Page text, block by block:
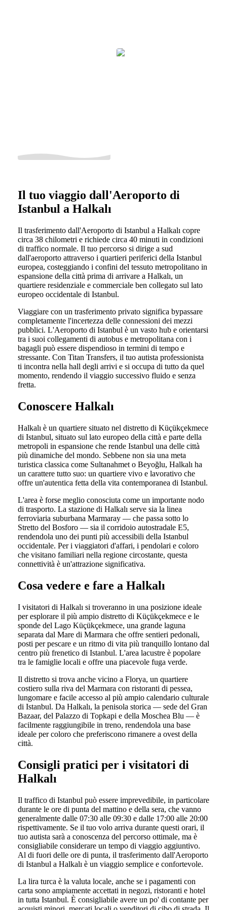
Il tuo viaggio dall'Aeroporto di
Istanbul a Halkalı
Il trasferimento dall'Aeroporto di Istanbul a Halkalı copre
circa 38 chilometri e richiede circa 40 minuti in condizioni
di traffico normale. Il tuo percorso si dirige a sud
dall'aeroporto attraverso i quartieri periferici della Istanbul
europea, costeggiando i confini del tessuto metropolitano in
espansione della città prima di arrivare a Halkalı, un
quartiere residenziale e commerciale ben collegato sul lato
europeo occidentale di Istanbul.
Viaggiare con un trasferimento privato significa bypassare
completamente l'incertezza delle connessioni dei mezzi
pubblici. L'Aeroporto di Istanbul è un vasto hub e orientarsi
tra i suoi collegamenti di autobus e metropolitana con i
bagagli può essere dispendioso in termini di tempo e
stressante. Con Titan Transfers, il tuo autista professionista
ti incontra nella hall degli arrivi e si occupa di tutto da quel
momento, rendendo il viaggio successivo fluido e senza
fretta.
Conoscere Halkalı
Halkalı è un quartiere situato nel distretto di Küçükçekmece
di Istanbul, situato sul lato europeo della città e parte della
metropoli in espansione che rende Istanbul una delle città
più dinamiche del mondo. Sebbene non sia una meta
turistica classica come Sultanahmet o Beyoğlu, Halkalı ha
un carattere tutto suo: un quartiere vivo e lavorativo che
offre un'autentica fetta della vita contemporanea di Istanbul.
L'area è forse meglio conosciuta come un importante nodo
di trasporto. La stazione di Halkalı serve sia la linea
ferroviaria suburbana Marmaray — che passa sotto lo
Stretto del Bosforo — sia il corridoio autostradale E5,
rendendola uno dei punti più accessibili della Istanbul
occidentale. Per i viaggiatori d'affari, i pendolari e coloro
che visitano familiari nella regione circostante, questa
connettività è un'attrazione significativa.
Cosa vedere e fare a Halkalı
I visitatori di Halkalı si troveranno in una posizione ideale
per esplorare il più ampio distretto di Küçükçekmece e le
sponde del Lago Küçükçekmece, una grande laguna
separata dal Mare di Marmara che offre sentieri pedonali,
posti per pescare e un ritmo di vita più tranquillo lontano dal
centro più frenetico di Istanbul. L'area lacustre è popolare
tra le famiglie locali e offre una piacevole fuga verde.
Il distretto si trova anche vicino a Florya, un quartiere
costiero sulla riva del Marmara con ristoranti di pessea,
lungomare e facile accesso al più ampio calendario culturale
di Istanbul. Da Halkalı, la penisola storica — sede del Gran
Bazaar, del Palazzo di Topkapi e della Moschea Blu — è
facilmente raggiungibile in treno, rendendola una base
ideale per coloro che preferiscono rimanere a ovest della
città.
Consigli pratici per i visitatori di
Halkalı
Il traffico di Istanbul può essere imprevedibile, in particolare
durante le ore di punta del mattino e della sera, che vanno
generalmente dalle 07:30 alle 09:30 e dalle 17:00 alle 20:00
rispettivamente. Se il tuo volo arriva durante questi orari, il
tuo autista sarà a conoscenza del percorso ottimale, ma è
consigliabile considerare un tempo di viaggio aggiuntivo.
Al di fuori delle ore di punta, il trasferimento dall'Aeroporto
di Istanbul a Halkalı è un viaggio semplice e confortevole.
La lira turca è la valuta locale, anche se i pagamenti con
carta sono ampiamente accettati in negozi, ristoranti e hotel
in tutta Istanbul. È consigliabile avere un po' di contante per